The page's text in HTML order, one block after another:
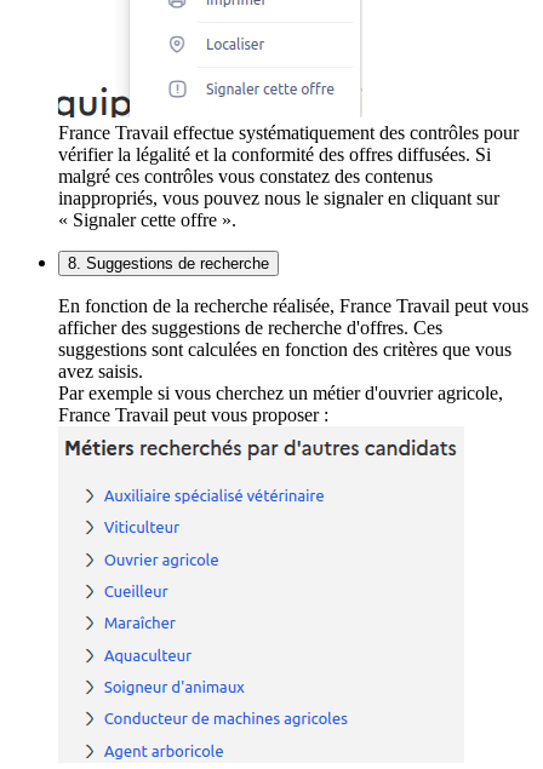
France Travail effectue systématiquement des contrôles pour
vérifier la légalité et la conformité des offres diffusées. Si
malgré ces contrôles vous constatez des contenus
inappropriés, vous pouvez nous le signaler en cliquant sur
« Signaler cette offre ».
8. Suggestions de recherche
En fonction de la recherche réalisée, France Travail peut vous
afficher des suggestions de recherche d'offres. Ces
suggestions sont calculées en fonction des critères que vous
avez saisis.
Par exemple si vous cherchez un métier d'ouvrier agricole,
France Travail peut vous proposer :